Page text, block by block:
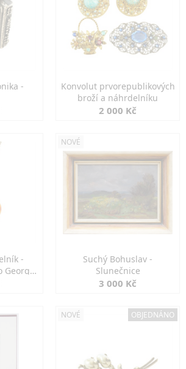
-
Konvolut prvorepublikových
broží a náhrdelníku
2 000 Kč
-
Georg
NOVÉ
Suchý Bohuslav -
Slunečnice
3 000 Kč
NOVÉ OBJEDNÁNO